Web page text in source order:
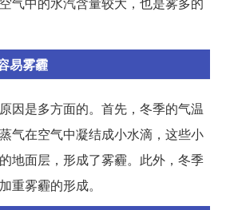
易雾霾
因是多方面的。首先，冬季的气温
气在空气中凝结成小水滴，这些小
地面层，形成了雾霾。此外，冬季
重雾霾的形成。